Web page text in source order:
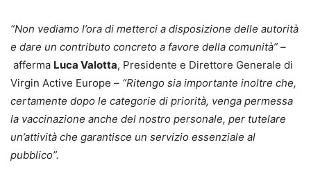
“Non vediamo l’ora di metterci a disposizione delle autorità
e dare un contributo concreto a favore della comunità” –
afferma Luca Valotta, Presidente e Direttore Generale di
Virgin Active Europe – “Ritengo sia importante inoltre che,
certamente dopo le categorie di priorità, venga permessa
la vaccinazione anche del nostro personale, per tutelare
un’attività che garantisce un servizio essenziale al
pubblico”.